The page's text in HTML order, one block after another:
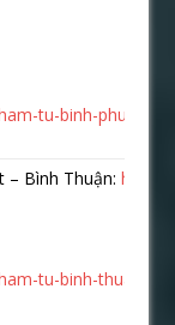
tu-binh-phuoc-
– Bình Thuận:
tu-binh-